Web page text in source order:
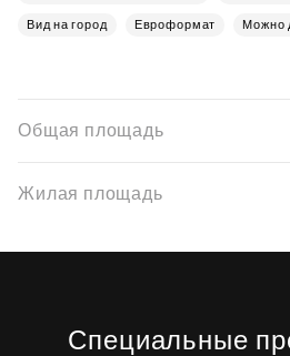
Вид на город Евроформат Можно
Общая площадь
Жилая площадь
Специальные